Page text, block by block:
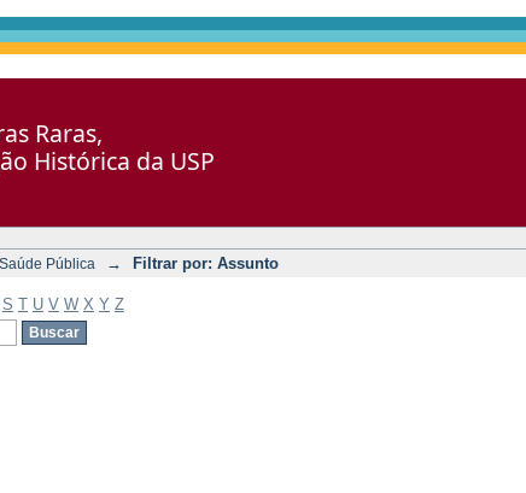
Raras,
Histórica da USP
Pública → Filtrar por: Assunto
S T U V W X Y Z